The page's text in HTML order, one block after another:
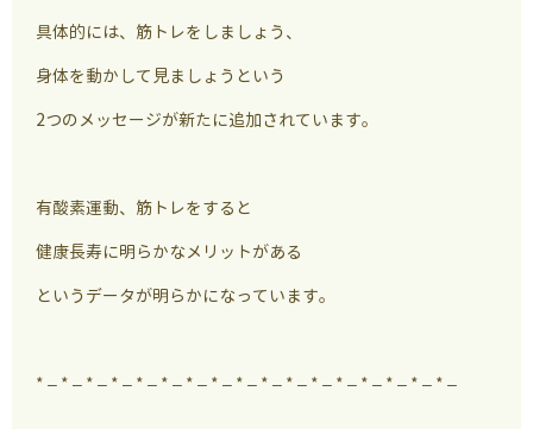
具体的には、筋トレをしましょう、
身体を動かして見ましょうという
2つのメッセージが新たに追加されています。
有酸素運動、筋トレをすると
健康長寿に明らかなメリットがある
というデータが明らかになっています。
* – * – * – * – * – * – * – * – * – * – * – * – * – * – * – * – * –